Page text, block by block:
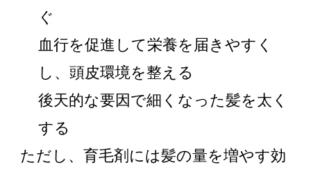
ぐ
血行を促進して栄養を届きやすく
し、頭皮環境を整える
後天的な要因で細くなった髪を太く
する
ただし、育毛剤には髪の量を増やす効